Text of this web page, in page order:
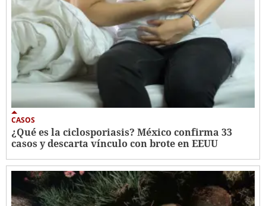
CASOS
¿Qué es la ciclosporiasis? México confirma 33
casos y descarta vínculo con brote en EEUU